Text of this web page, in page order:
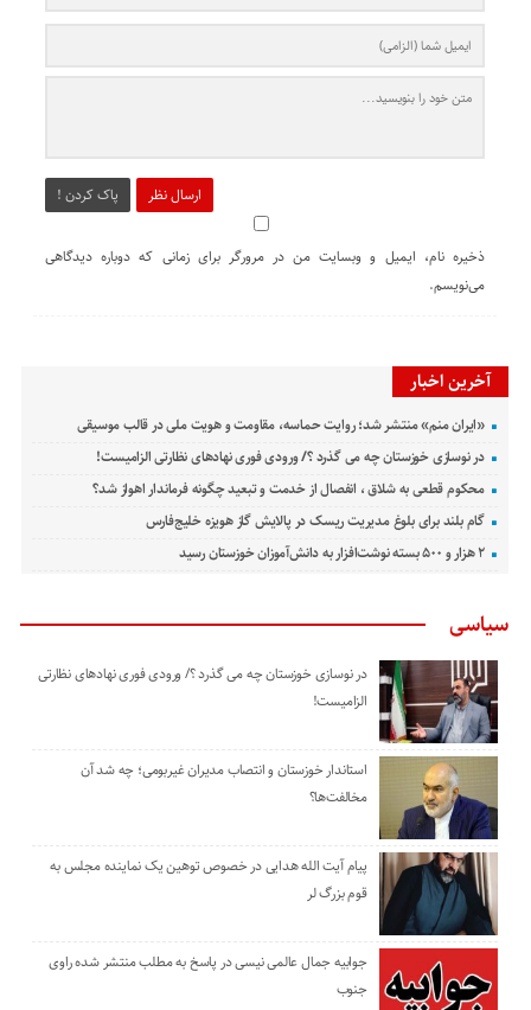
ارسال نظر پاک کردن !
ذخیره نام، ایمیل و وبسایت من در مرورگر برای زمانی که دوباره دیدگاهی
می‌نویسم.
آخرین اخبار
«ایران منم» منتشر شد؛ روایت حماسه، مقاومت و هویت ملی در قالب موسیقی
در نوسازی خوزستان چه می گذرد ؟/ ورودی فوری نهادهای نظارتی الزامیست!
محکوم قطعی به شلاق ، انفصال از خدمت و تبعید چگونه فرماندار اهواز شد؟
گام بلند برای بلوغ مدیریت ریسک در پالایش گاز هویزه خلیج‌فارس
۲ هزار و ۵۰۰ بسته نوشت‌افزار به دانش‌آموزان خوزستان رسید
سیاسی
در نوسازی خوزستان چه می گذرد ؟/ ورودی فوری نهادهای نظارتی
الزامیست!
استاندار خوزستان و انتصاب مدیران غیربومی؛ چه شد آن
مخالفت‌ها؟
پیام آیت الله هدایی در خصوص توهین یک نماینده مجلس به
قوم بزرگ لر
جوابیه جمال عالمی نیسی در پاسخ به مطلب منتشر شده راوی
جنوب